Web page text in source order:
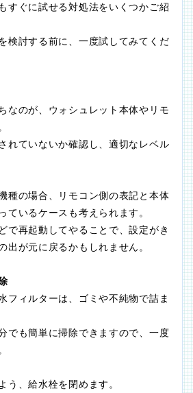
すぐに試せる対処法をいくつかご紹
検討する前に、一度試してみてくだ
なのが、ウォシュレット本体やリモ
れていないか確認し、適切なレベル
種の場合、リモコン側の表記と本体
ているケースも考えられます。
で再起動してやることで、設定がき
出が元に戻るかもしれません。
フィルターは、ゴミや不純物で詰ま
でも簡単に掃除できますので、一度
う、給水栓を閉めます。